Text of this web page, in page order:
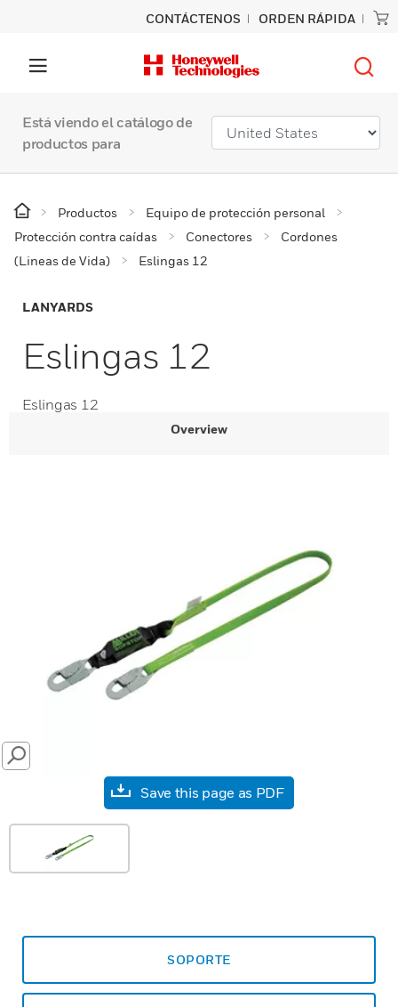
CONTÁCTENOS ORDEN RÁPIDA
Está viendo el catálogo de
productos para
Productos
Equipo de protección personal
Protección contra caídas
Conectores
Cordones
(Lineas de Vida)
Eslingas 12
LANYARDS
Eslingas 12
Eslingas 12
Overview
SEARCH
Save this page as PDF
SOPORTE